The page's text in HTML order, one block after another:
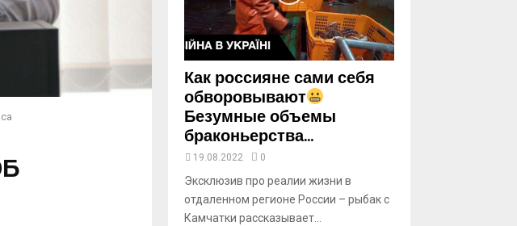
u
b
eКак россияне сами себя
обворовывают
Безумные объемы
браконьерства...
19.08.2022 0
Эксклюзив про реалии жизни в
отдаленном регионе России – рыбак с
Камчатки рассказывает...